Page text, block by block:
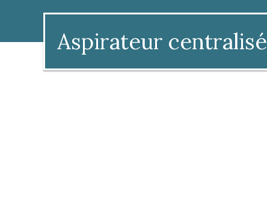
Aspirateur centralisé